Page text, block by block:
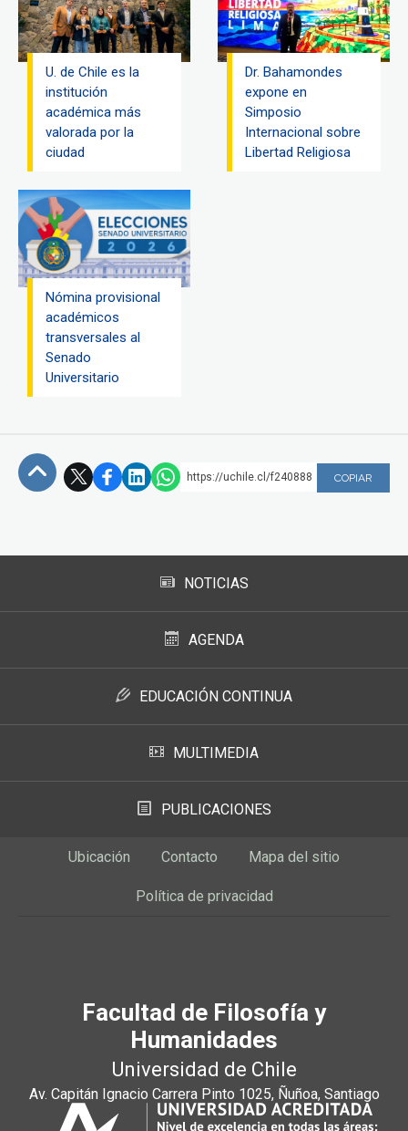
U. de Chile es la
institución
académica más
valorada por la
ciudad
Dr. Bahamondes
expone en
Simposio
Internacional sobre
Libertad Religiosa
Nómina provisional
académicos
transversales al
Senado
Universitario
https://uchile.cl/f240888 COPIAR
NOTICIAS
AGENDA
EDUCACIÓN CONTINUA
MULTIMEDIA
PUBLICACIONES
Ubicación Contacto Mapa del sitio
Política de privacidad
Facultad de Filosofía y
Humanidades
Universidad de Chile
Av. Capitán Ignacio Carrera Pinto 1025, Ñuñoa, Santiago